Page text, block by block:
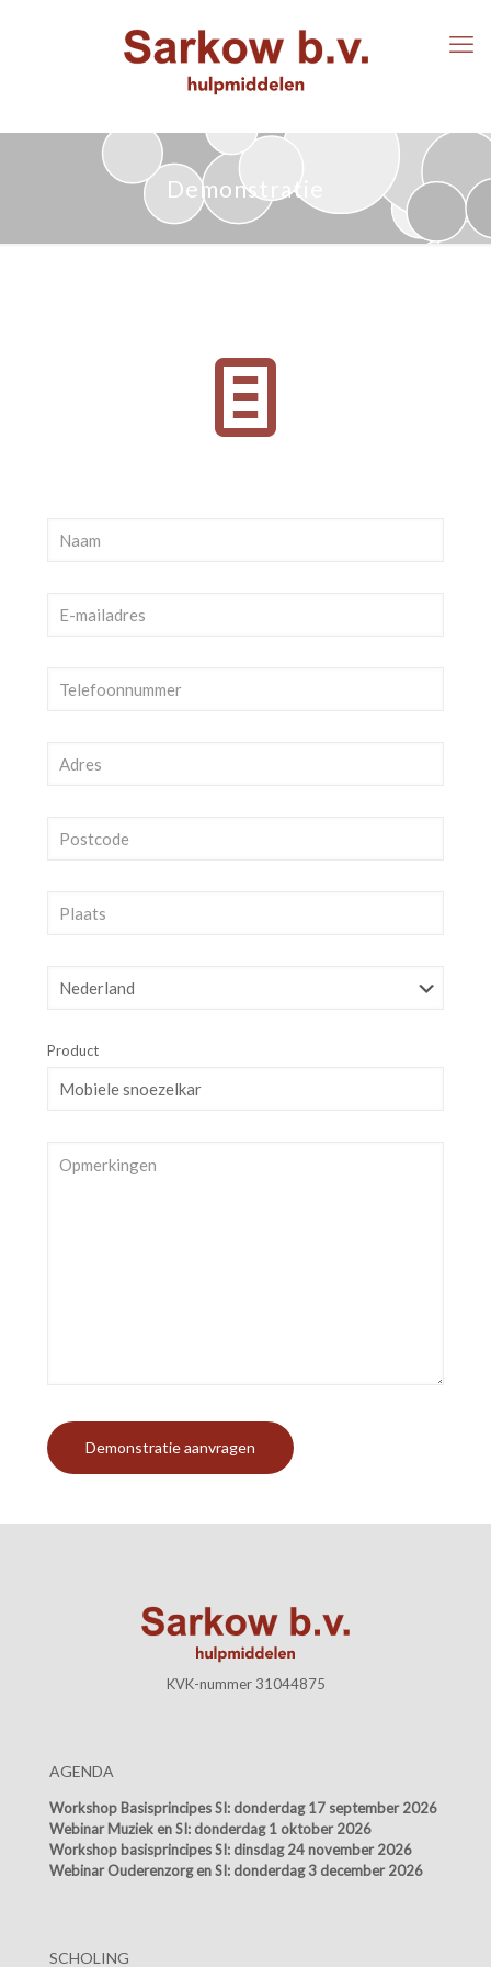
Demonstratie
Product
KVK-nummer 31044875
AGENDA
Workshop Basisprincipes SI: donderdag 17 september 2026
Webinar Muziek en SI: donderdag 1 oktober 2026
Workshop basisprincipes SI: dinsdag 24 november 2026
Webinar Ouderenzorg en SI: donderdag 3 december 2026
SCHOLING